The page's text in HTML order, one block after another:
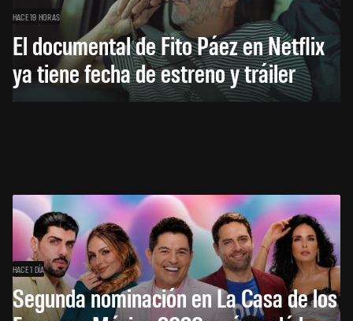
HACE 19 HORAS
El documental de Fito Páez en Netflix
ya tiene fecha de estreno y tráiler
HACE 1 DÍA
Segunda nominación en La Casa de los